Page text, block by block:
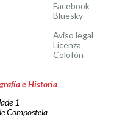
Facebook
Bluesky
Aviso legal
Licenza
Colofón
e Historia
1
Compostela